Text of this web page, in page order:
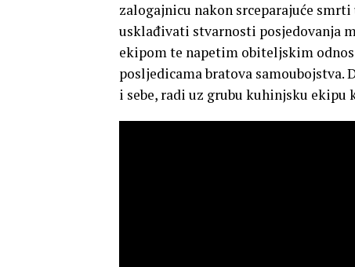
zalogajnicu nakon srceparajuće
usklađivati stvarnosti posjedovanja
ekipom te napetim obiteljskim
posljedicama bratova
i sebe, radi uz grubu kuhinjsku ekipu